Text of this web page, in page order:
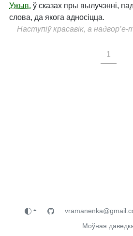
Ужыв. ў сказах пры вылучэнні,
слова, да якога адносіцца.
Наступіў красавік, а
1
Моўная